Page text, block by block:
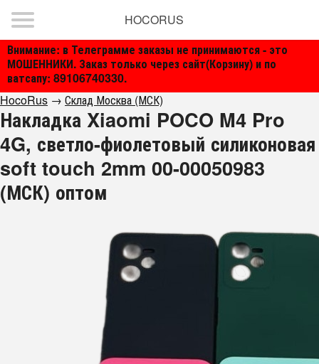
Внимание: в Телеграмме заказы не принимаются - это
МОШЕННИКИ. Заказ только через сайт(Корзину) и по
ватсапу: 89106740330.
HOCORUS
HocoRus → Склад Москва (МСК)
Накладка Xiaomi POCO M4 Pro
4G, светло-фиолетовый силиконовая
soft touch 2mm 00-00050983
(МСК) оптом